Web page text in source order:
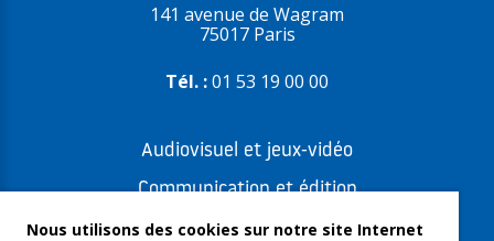
141 avenue de Wagram
75017 Paris
Tél. :01 53 19 00 00
Audiovisuel et jeux-vidéo
Communication et édition
Freelances et artistes-auteurs
Nous utilisons des cookies sur notre site Internet